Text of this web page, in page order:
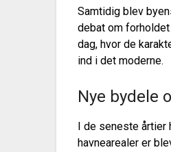
Samtidig blev
debat om
dag, hvor de
ind i det moderne.
Nye bydele
I de seneste årtier
havnearealer er